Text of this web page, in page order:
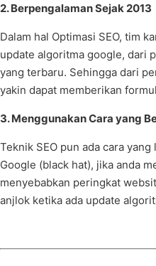
2. Berpengalaman Sejak 2013
Dalam hal Optimasi SEO, tim
update algoritma google, dari
yang terbaru. Sehingga dari
yakin dapat memberikan
3. Menggunakan Cara yang
Teknik SEO pun ada cara
Google (black hat), jika anda
menyebabkan peringkat
anjlok ketika ada update